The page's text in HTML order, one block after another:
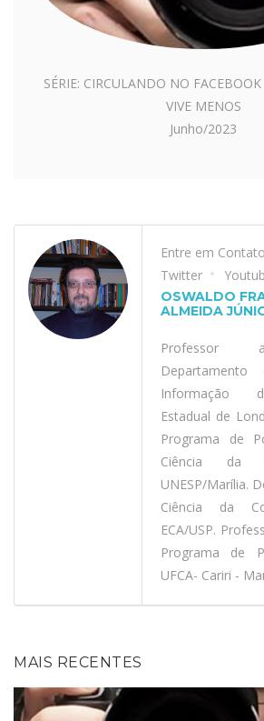
SÉRIE: CIRCULANDO NO
VIVE MENOS
Junho/2023
Entre em Contato
Twitter
OSWALDO
ALMEIDA
Professor
Informação
Estadual de
Programa de
Ciência da
UNESP/Marília.
Ciência da
ECA/USP.
Programa de
UFCA- Cariri -
MAIS RECENTES